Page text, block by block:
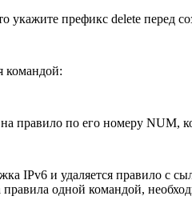
укажите префикс delete перед
командой:
правило по его номеру NUM,
IPv6 и удаляется правило с
одной командой,